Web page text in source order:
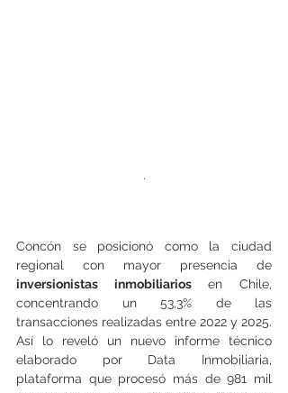
.
Concón se posicionó como la ciudad
regional con mayor presencia de
inversionistas inmobiliarios en Chile,
concentrando un 53,3% de las
transacciones realizadas entre 2022 y 2025.
Así lo reveló un nuevo informe técnico
elaborado por Data Inmobiliaria,
plataforma que procesó más de 981 mil